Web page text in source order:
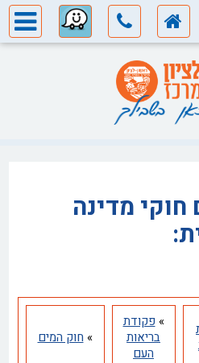
מדינה
» פקודת
בריאות
העם
» חוק המים